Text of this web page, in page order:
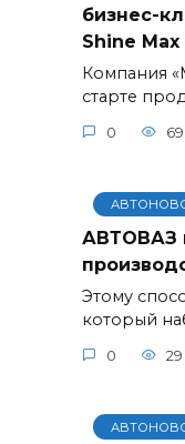
бизнес-
Shine Max
Компания
старте
0 69
АВТОВАЗ
Этому
который
0 29